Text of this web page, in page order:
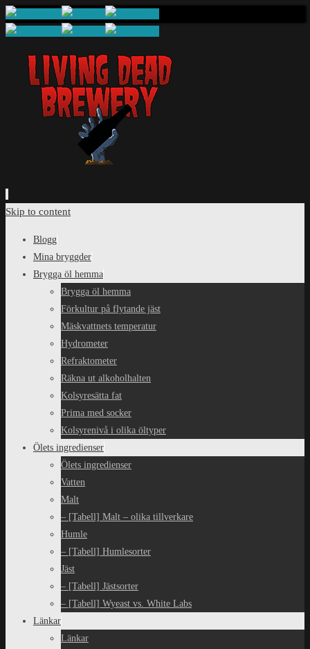
Skip to content
Blogg
Mina bryggder
Brygga öl hemma
Brygga öl hemma
Förkultur på flytande jäst
Mäskvattnets temperatur
Hydrometer
Refraktometer
Räkna ut alkoholhalten
Kolsyresätta fat
Prima med socker
Kolsyrenivå i olika öltyper
Ölets ingredienser
Ölets ingredienser
Vatten
Malt
– [Tabell] Malt – olika tillverkare
Humle
– [Tabell] Humlesorter
Jäst
– [Tabell] Jästsorter
– [Tabell] Wyeast vs. White Labs
Länkar
Länkar